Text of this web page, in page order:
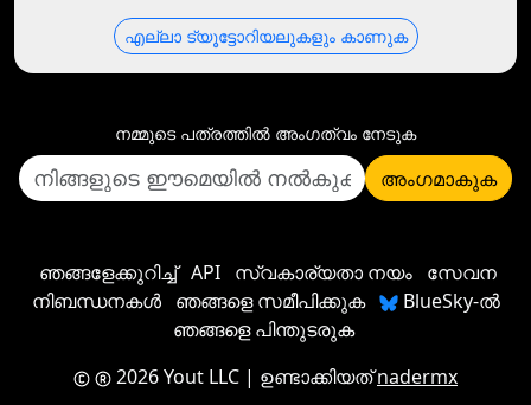
എല്ലാ ട്യൂട്ടോറിയലുകളും കാണുക
നമ്മുടെ പത്രത്തില്‍ അംഗത്വം നേടുക
അംഗമാകുക
ഞങ്ങളേക്കുറിച്ച് API സ്വകാര്യതാ നയം സേവന
നിബന്ധനകൾ
ഞങ്ങളെ സമീപിക്കുക
BlueSky-ൽ
ഞങ്ങളെ പിന്തുടരുക
2026 Yout LLC | ഉണ്ടാക്കിയത്nadermx